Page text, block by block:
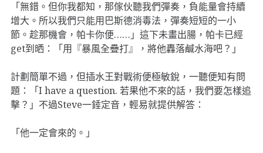
「無錯。但你我都知，那傢伙聽我們彈奏，負能量會持續
增大。所以我們只能用巴斯德消毒法，彈奏短短的一小
節。趁那機會，帕卡你便……」這下未畫出腸，帕卡已經
get到晒：「用『暴風全疊打』，將他轟落鹹水海吧？」
計劃簡單不過，但插水王對戰術便極敏銳，一聽便知有問
題：「I have a question. 若果他不來的話，我們要怎樣追
擊？」不過Steve一錘定音，輕易就提供解答：
「他一定會來的。」